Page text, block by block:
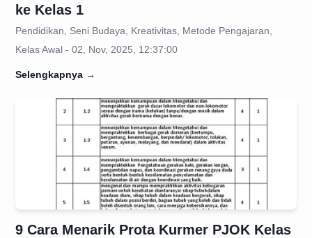
ke Kelas 1
Pendidikan, Seni Budaya, Kreativitas, Metode Pengajaran,
Kelas Awal - 02, Nov, 2025, 12:37:00
Selengkapnya →
9 Cara Menarik Prota Kurmer PJOK Kelas